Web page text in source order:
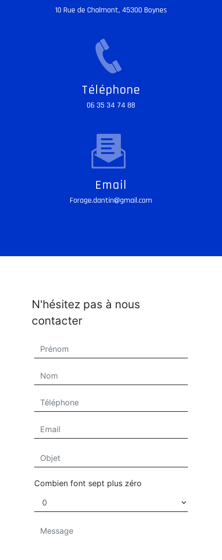
10 Rue de Chalmont, 45300 Boynes
Téléphone
06 35 34 74 88
Email
forage.dantin@gmail.com
N'hésitez pas à nous
contacter
Combien font sept plus zéro